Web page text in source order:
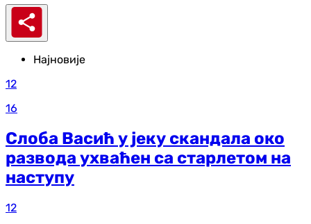
Најновије
12
16
Слоба Васић у јеку скандала око
развода ухваћен са старлетом на
наступу
12